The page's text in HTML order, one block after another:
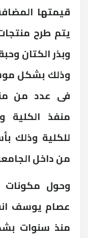
قيمتها
يتم طرح
وبذر الكتان
وذلك بشكل
فى عدد من
منفذ الكلية
للكلية وذلك
من داخل
وحول مكونات
عصام يوسف
منذ سنوات